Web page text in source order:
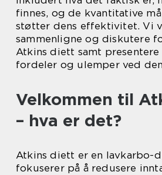
finnes, og de kvantitative
støtter dens effektivitet. Vi
sammenligne og diskutere
Atkins diett samt presentere
fordeler og ulemper ved
Velkommen til
– hva er det?
Atkins diett er en lavkarbo-
fokuserer på å redusere